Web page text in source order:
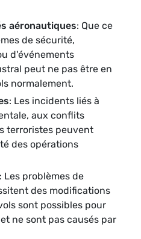
aéronautiques: Que ce
de sécurité,
d'événements
peut ne pas être en
normalement.
: Les incidents liés à
aux conflits
terroristes peuvent
des opérations
: Les problèmes de
des modifications
sont possibles pour
ne sont pas causés par